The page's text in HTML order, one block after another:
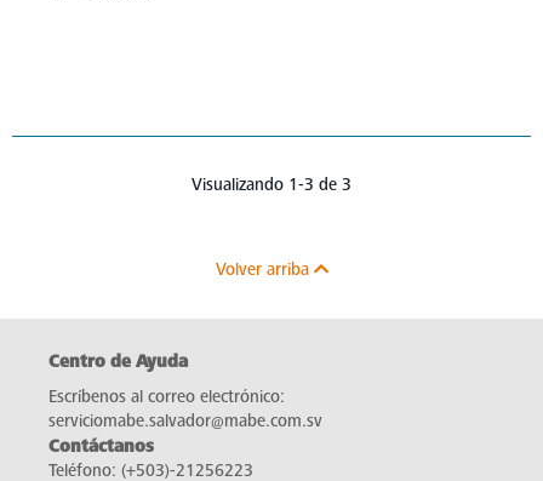
Visualizando 1-3 de 3
Volver arriba
Centro de Ayuda
Escríbenos al correo electrónico:
serviciomabe.salvador@mabe.com.sv
Contáctanos
Teléfono: (+503)-21256223